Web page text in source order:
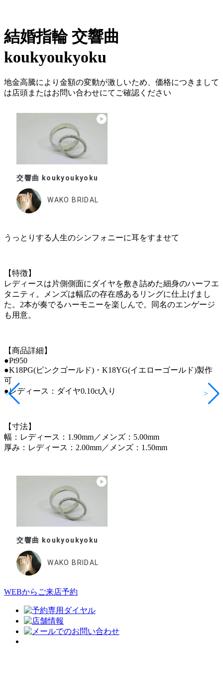
< >
結婚指輪交響曲
koukyoukyoku
地金高騰により金額の変動が激しいため、価格につきまして
は店頭またはお問い合わせにてご確認ください
交響曲 koukyoukyoku
WAKO BRIDAL
うっとりする人生のシンフォニーに耳をすませて
【特徴】
レディースは片側側面にダイヤを敷き詰めた細身のハーフエ
タニティ。メンズは幅広の存在感あるリングに仕上げまし
た。2本が奏でるハーモニーを楽しんで。同名のエンゲージ
も用意。
【商品詳細】
●Pt950
●K18PG(ピンクゴールド)・K18YG(イエローゴールド)製作
可
●レディース：ダイヤ0.10ct入り
【寸法】
幅：レディース：1.90mm／メンズ：5.00mm
厚み：レディース：2.00mm／メンズ：1.50mm
交響曲 koukyoukyoku
WAKO BRIDAL
WEBからご来店予約